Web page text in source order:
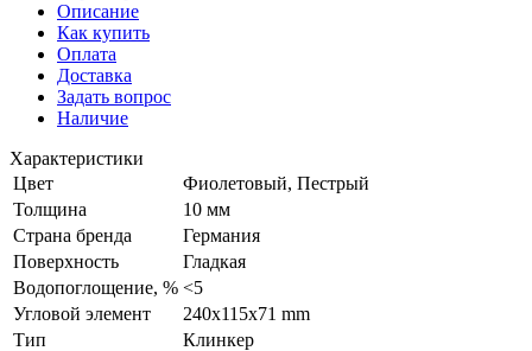
Описание
Как купить
Оплата
Доставка
Задать вопрос
Наличие
Характеристики
Цвет
Фиолетовый, Пестрый
Толщина
10 мм
Страна бренда
Германия
Поверхность
Гладкая
Водопоглощение, % <5
Угловой элемент
240х115х71 mm
Тип
Клинкер